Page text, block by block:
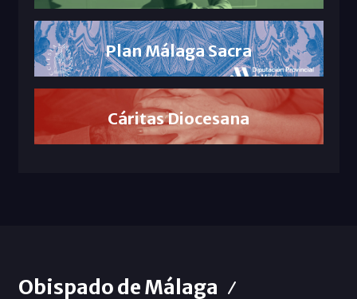
Plan Málaga Sacra
Cáritas Diocesana
Obispado de Málaga